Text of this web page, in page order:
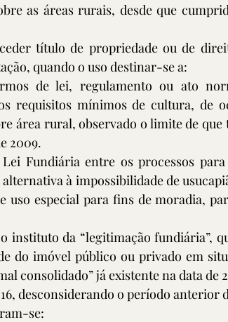
as áreas rurais, desde que
título de propriedade ou de
quando o uso destinar-se a:
de lei, regulamento ou ato
requisitos mínimos de cultura, de
área rural, observado o limite de que
2009.
Fundiária entre os processos
à impossibilidade de
uso especial para fins de moradia,
instituto da “legitimação fundiária”,
do imóvel público ou privado em
consolidado” já existente na data de
desconsiderando o período anterior
se: